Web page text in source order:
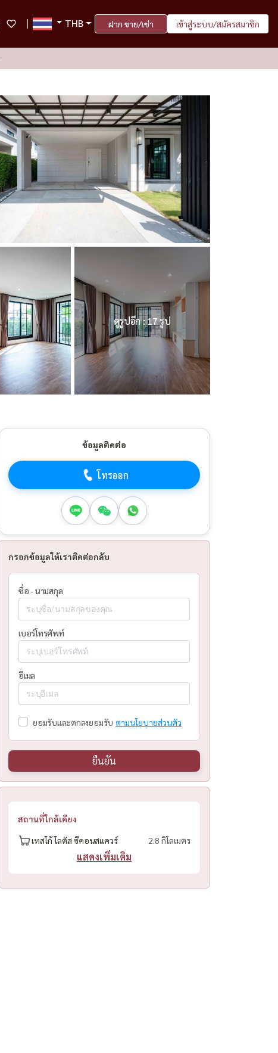
THB ฝาก ขาย/เช่า เข้าสู่ระบบ/สมัครสมาชิก
ดูรูปอีก : 17 รูป
ข้อมูลติดต่อ
โทรออก
กรอกข้อมูลให้เราติดต่อกลับ
ชื่อ - นามสกุล
เบอร์โทรศัพท์
อีเมล
ยอมรับและตกลงยอมรับ ตามนโยบายส่วนตัว
ยืนยัน
สถานที่ใกล้เคียง
เทสโก้ โลตัส ซีคอนสแควร์
2.8 กิโลเมตร
แสดงเพิ่มเติม